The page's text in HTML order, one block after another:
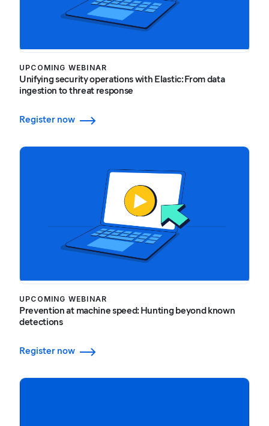
UPCOMING WEBINAR
Unifying security operations with Elastic: From data
ingestion to threat response
Register now
UPCOMING WEBINAR
Prevention at machine speed: Hunting beyond known
detections
Register now